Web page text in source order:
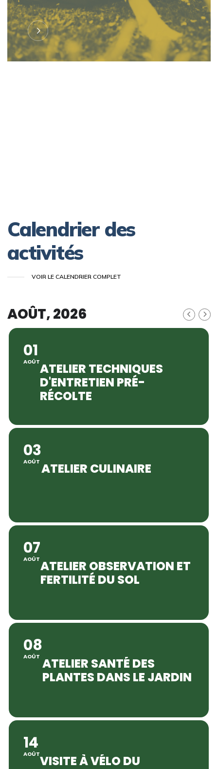
Calendrier des
activités
VOIR LE CALENDRIER COMPLET
AOÛT, 2026
01
AOÛTATELIER TECHNIQUES
D'ENTRETIEN PRÉ-
RÉCOLTE
03
AOÛT ATELIER CULINAIRE
07
AOÛTATELIER OBSERVATION ET
FERTILITÉ DU SOL
08
AOÛT ATELIER SANTÉ DES
PLANTES DANS LE JARDIN
14
AOÛTVISITE À VÉLO DU